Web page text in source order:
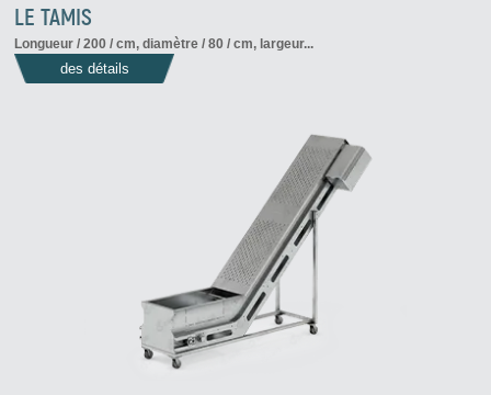
LE TAMIS
Longueur / 200 / cm, diamètre / 80 / cm, largeur...
des détails